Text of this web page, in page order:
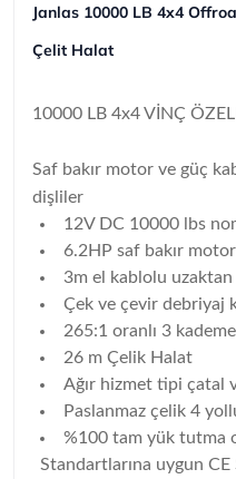
Janlas 10000 LB 4x4
Çelit Halat
10000 LB 4x4 VİNÇ
Saf bakır motor ve güç
dişliler
12V DC 10000 lbs
6.2HP saf bakır motor
3m el kablolu uzaktan
Çek ve çevir debriyaj
265:1 oranlı 3
26 m Çelik Halat
Ağır hizmet tipi çatal
Paslanmaz çelik 4
%100 tam yük tutma
Standartlarına uygun CE